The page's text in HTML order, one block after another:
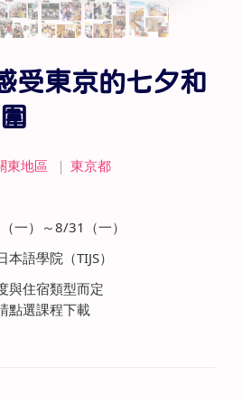
受東京的七夕和
東地區 ｜ 東京都
一）～8/31（一）
語學院（TIJS）
與住宿類型而定
點選課程下載